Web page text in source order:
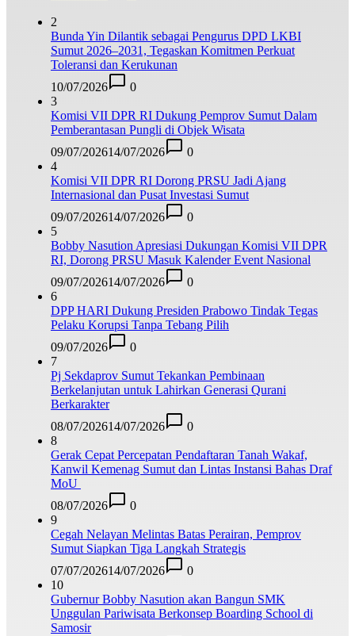
2
Bunda Yin Dilantik sebagai Pengurus DPD LKBI
Sumut 2026–2031, Tegaskan Komitmen Perkuat
Toleransi dan Kerukunan
10/07/2026
0
3
Komisi VII DPR RI Dukung Pemprov Sumut Dalam
Pemberantasan Pungli di Objek Wisata
09/07/202614/07/2026
0
4
Komisi VII DPR RI Dorong PRSU Jadi Ajang
Internasional dan Pusat Investasi Sumut
09/07/202614/07/2026
0
5
Bobby Nasution Apresiasi Dukungan Komisi VII DPR
RI, Dorong PRSU Masuk Kalender Event Nasional
09/07/202614/07/2026
0
6
DPP HARI Dukung Presiden Prabowo Tindak Tegas
Pelaku Korupsi Tanpa Tebang Pilih
09/07/2026
0
7
Pj Sekdaprov Sumut Tekankan Pembinaan
Berkelanjutan untuk Lahirkan Generasi Qurani
Berkarakter
08/07/202614/07/2026
0
8
Gerak Cepat Percepatan Pendaftaran Tanah Wakaf,
Kanwil Kemenag Sumut dan Lintas Instansi Bahas Draf
MoU
08/07/2026
0
9
Cegah Nelayan Melintas Batas Perairan, Pemprov
Sumut Siapkan Tiga Langkah Strategis
07/07/202614/07/2026
0
10
Gubernur Bobby Nasution akan Bangun SMK
Unggulan Pariwisata Berkonsep Boarding School di
Samosir